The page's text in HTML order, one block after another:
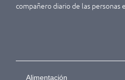
compañero diario de las personas
Alimentación